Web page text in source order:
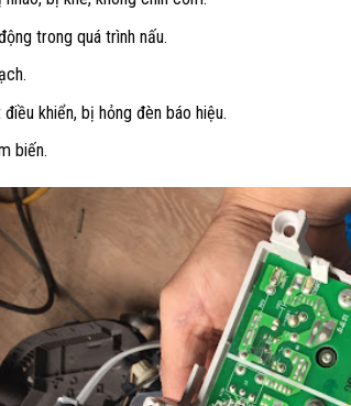
trong quá trình nấu.
khiển, bị hỏng đèn báo hiệu.
biến.